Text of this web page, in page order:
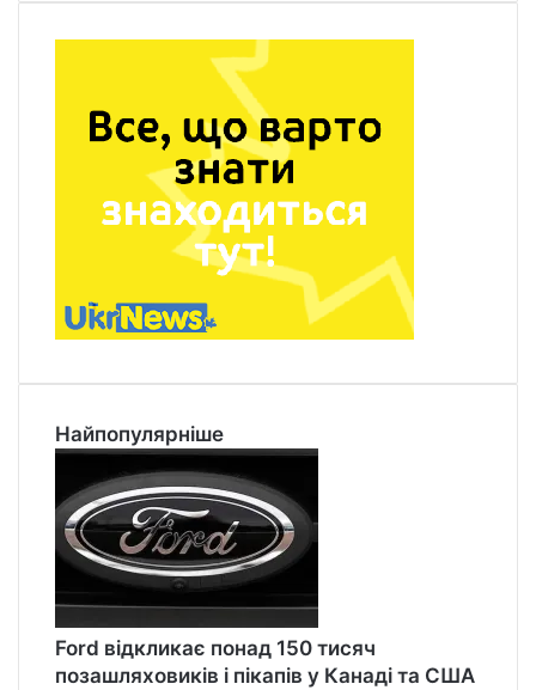
Найпопулярніше
Ford відкликає понад 150 тисяч
позашляховиків і пікапів у Канаді та США